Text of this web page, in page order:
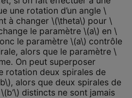
une rotation d’un angle \
à changer \(\theta\) pour \
le paramètre \(a\) en \
le paramètre \(a\) contrôle
alors que le paramètre \
On peut superposer
rotation deux spirales de
alors que deux spirales de
distincts ne sont jamais